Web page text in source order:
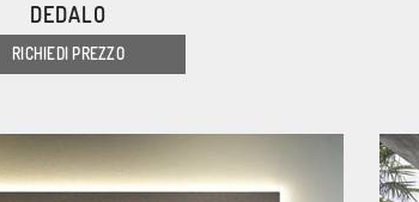
DEDALO
RICHIEDI PREZZO